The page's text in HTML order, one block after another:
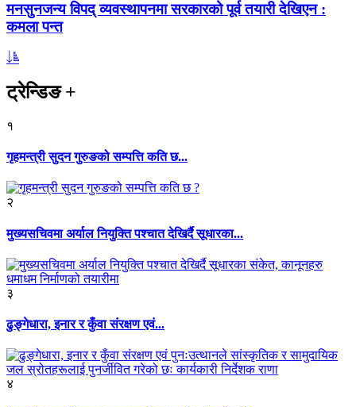
मनसुनजन्य विपद् व्यवस्थापनमा सरकारको पूर्व तयारी देखिएन :
कमला पन्त
ट्रेन्डिङ+
१
गृहमन्त्री सुदन गुरुङको सम्पत्ति कति छ...
२
मुख्यसचिवमा अर्याल नियुक्ति पश्चात देखिर्दै सूधारका...
३
ढुङ्गेधारा, इनार र कुँवा संरक्षण एवं...
४